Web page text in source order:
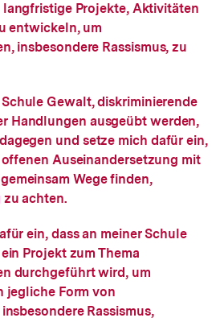
Projekte, Aktivitäten
entwickeln, um
insbesondere Rassismus, zu
Gewalt, diskriminierende
Handlungen ausgeübt werden,
und setze mich dafür ein,
Auseinandersetzung mit
Wege finden,
achten.
ein, dass an meiner Schule
Projekt zum Thema
durchgeführt wird, um
jegliche Form von
Rassismus,